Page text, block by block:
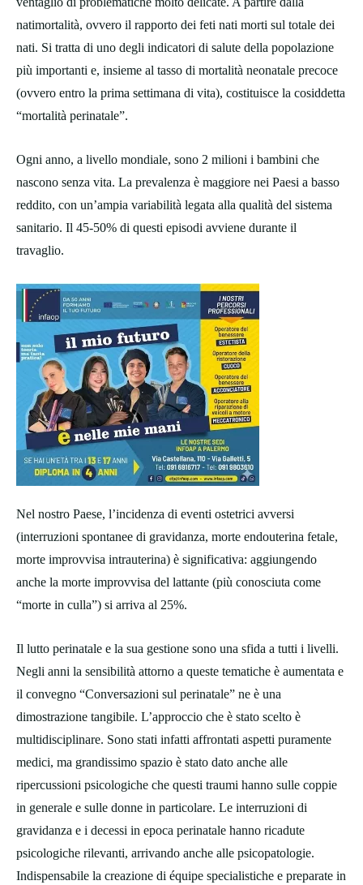
natimortalità, ovvero il rapporto dei feti nati morti sul totale dei
nati. Si tratta di uno degli indicatori di salute della popolazione
più importanti e, insieme al tasso di mortalità neonatale precoce
(ovvero entro la prima settimana di vita), costituisce la cosiddetta
“mortalità perinatale”.
Ogni anno, a livello mondiale, sono 2 milioni i bambini che
nascono senza vita. La prevalenza è maggiore nei Paesi a basso
reddito, con un’ampia variabilità legata alla qualità del sistema
sanitario. Il 45-50% di questi episodi avviene durante il
travaglio.
Nel nostro Paese, l’incidenza di eventi ostetrici avversi
(interruzioni spontanee di gravidanza, morte endouterina fetale,
morte improvvisa intrauterina) è significativa: aggiungendo
anche la morte improvvisa del lattante (più conosciuta come
“morte in culla”) si arriva al 25%.
Il lutto perinatale e la sua gestione sono una sfida a tutti i livelli.
Negli anni la sensibilità attorno a queste tematiche è aumentata e
il convegno “Conversazioni sul perinatale” ne è una
dimostrazione tangibile. L’approccio che è stato scelto è
multidisciplinare. Sono stati infatti affrontati aspetti puramente
medici, ma grandissimo spazio è stato dato anche alle
ripercussioni psicologiche che questi traumi hanno sulle coppie
in generale e sulle donne in particolare. Le interruzioni di
gravidanza e i decessi in epoca perinatale hanno ricadute
psicologiche rilevanti, arrivando anche alle psicopatologie.
Indispensabile la creazione di équipe specialistiche e preparate in